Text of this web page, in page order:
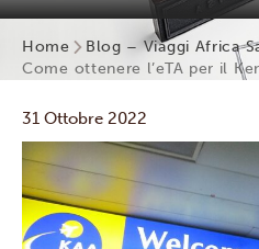
Home
Blog – Viaggi Africa
Come ottenere l’eTA per il
31 Ottobre 2022